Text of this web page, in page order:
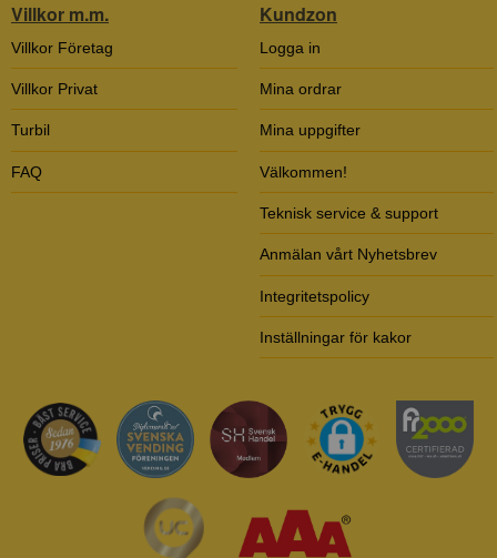
Villkor m.m.
Villkor Företag
Villkor Privat
Turbil
FAQ
Kundzon
Logga in
Mina ordrar
Mina uppgifter
Välkommen!
Teknisk service & support
Anmälan vårt Nyhetsbrev
Integritetspolicy
Inställningar för kakor